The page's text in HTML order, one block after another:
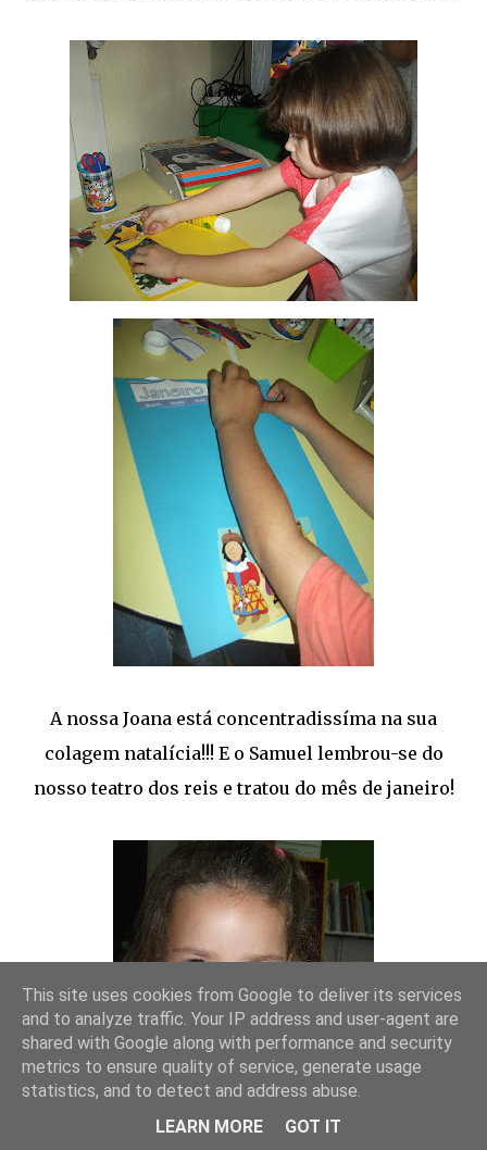
A nossa Joana está concentradissíma na sua
colagem natalícia!!! E o Samuel lembrou-se do
nosso teatro dos reis e tratou do mês de janeiro!
This site uses cookies from Google to deliver its services
and to analyze traffic. Your IP address and user-agent are
shared with Google along with performance and security
metrics to ensure quality of service, generate usage
statistics, and to detect and address abuse.
LEARN MORE
GOT IT